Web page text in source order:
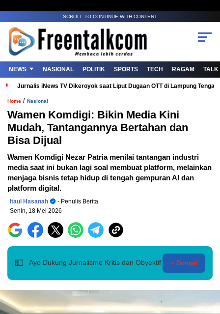
SCROLL TO CONTINUE WITH CONTENT
NEWS NASIONAL POLITIK SPORTS TECH RAGAM TALK
Jurnalis iNews TV Dikeroyok saat Liput Dugaan OTT di Lampung
Home / Nasional
Wamen Komdigi: Bikin Media Kini
Mudah, Tantangannya Bertahan dan
Bisa Dijual
Wamen Komdigi Nezar Patria menilai tantangan industri
media saat ini bukan lagi soal membuat platform, melainkan
menjaga bisnis tetap hidup di tengah gempuran AI dan
platform digital.
Itaul Hasanah
- Penulis Berita
Senin, 18 Mei 2026
💵 Ayo Dukung Jurnalisme Kritis dan Obyektif + Donasi